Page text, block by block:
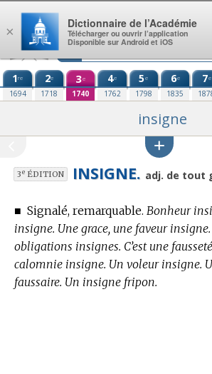
Aller au contenu
1re
1694
2e
1718
3e
1740
4e
1762
5e
1798
6e
1835
7e
insigne
3eÉDITION INSIGNE. adj. de tout
■ Signalé, remarquable. Bonheur
insigne. Une grace, une faveur
obligations insignes. C’est une
calomnie insigne. Un voleur insigne.
faussaire. Un insigne fripon.
×
Dictionnaire de l’Académie
Télécharger ou ouvrir l’application
Disponible sur Android et iOS